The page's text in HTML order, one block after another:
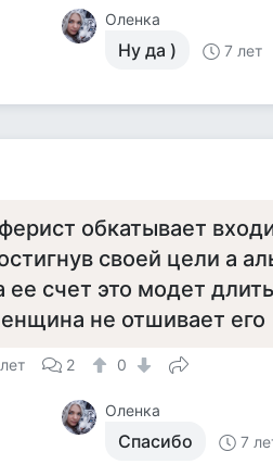
Оленка
Ну да ) 7 лет
обкатывает
своей цели а
ее счет это модет
не отшивает его
2 0
Оленка
Спасибо 7